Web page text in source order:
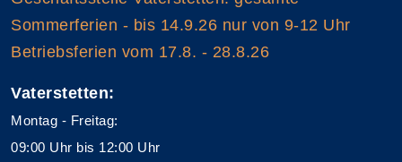
Sommerferien - bis 14.9.26 nur von 9-12 Uhr
Betriebsferien vom 17.8. - 28.8.26
Vaterstetten:
Montag - Freitag:
09:00 Uhr bis 12:00 Uhr